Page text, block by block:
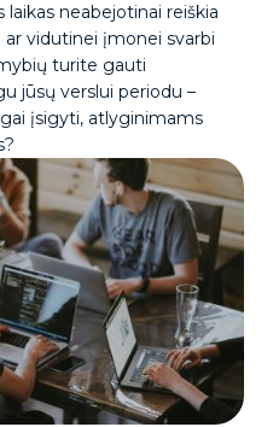
neabejotinai reiškia
ar vidutinei įmonei svarbi
turite gauti
jūsų verslui periodu –
įsigyti, atlyginimams